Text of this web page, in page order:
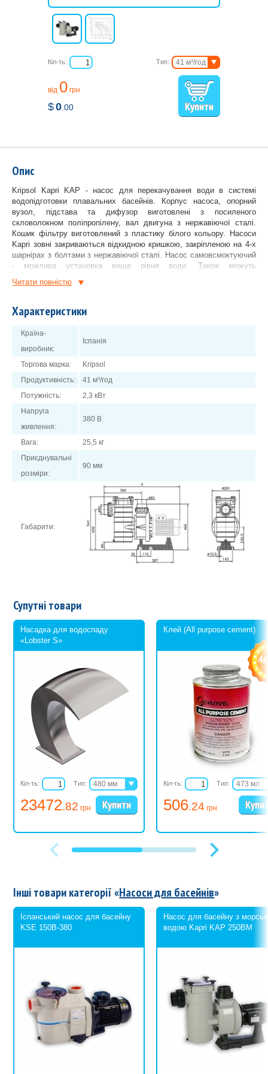
від 0 грн
$0 .00
Кіл-ть: Тип:
41 м³/год
48 м³/год
58 м³/год
66 м³/год
Опис
Kripsol Kapri KAP - насоc для перекачування води в системі
водопідготовки плавальних басейнів. Корпус насоса, опорний
вузол, підстава та дифузор виготовлені з посиленого
скловолокном поліпропілену, вал двигуна з нержавіючої сталі.
Кошик фільтру виготовлений з ​​пластику білого кольору. Насоси
Kapri зовні закриваються відкидною кришкою, закріпленою на 4-х
шарнірах з болтами з нержавіючої сталі. Насос самовсмоктуючий
- можлива установка вище рівня води. Також можуть
використовуватися з морською водою.
Читати повнiстю
Характеристики
Країна-
виробник:
Іспанія
Торгова марка:
Kripsol
Продуктивність:
41 м³/год
Потужність:
2,3 кВт
Напруга
живлення:
380 В
Вага:
25,5 кг
Приєднувальні
розміри:
90 мм
Габарити:
Супутні товари
Насадка для водоспаду
«Lobster S»
23472.82 грн
Кіл-ть: Тип:
480 мм
550 мм
700 мм
Клей (All purpose cement)
506.24 грн
Кіл-ть: Тип:
473 мл
946 мл
Інші товари категорії «Насоси для басейнів»
Іспанський насос для басейну
KSE 150В-380
Насос для басейну з
водою Kapri KAP 250BM